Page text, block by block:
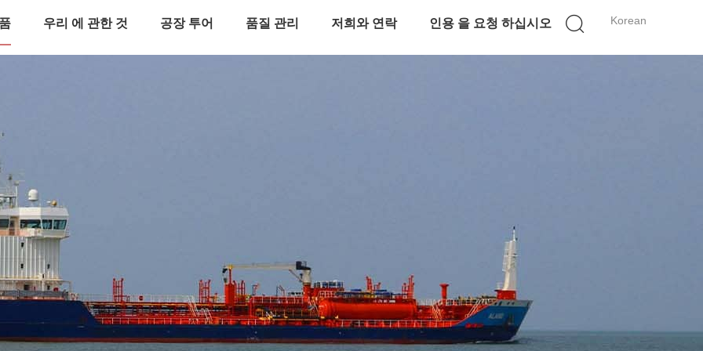
Korean
우리 에 관한 것 공장 투어 품질 관리 저희와 연락 인용 을 요청 하십시오